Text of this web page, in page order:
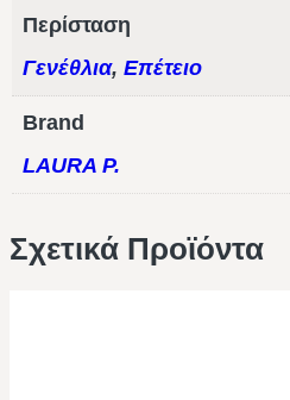
Περίσταση
Γενέθλια, Επέτειο
Brand
LAURA P.
Σχετικά Προϊόντα